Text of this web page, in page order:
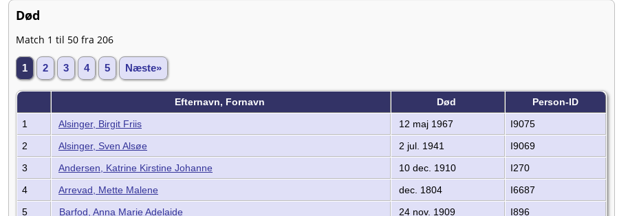
Død
Match 1 til 50 fra 206
1 2 3 4 5 Næste»
Efternavn, Fornavn Død
Person-ID
1
Alsinger, Birgit Friis 12 maj 1967
I9075
2
Alsinger, Sven Alsøe 2 jul. 1941
I9069
3
Andersen, Katrine Kirstine Johanne 10 dec. 1910
I270
4
Arrevad, Mette Malene dec. 1804
I6687
5
Barfod, Anna Marie Adelaide 24 nov. 1909
I896